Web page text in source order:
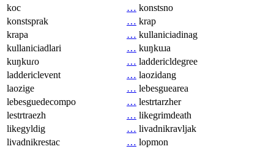
koc
… konstsno
konstsprak
… krap
krapa
… kullaniciadinag
kullaniciadlari
… kuŋkuɹa
kuŋkuɾo
… laddericldegree
laddericlevent
… laozidang
laozige
… lebesguearea
lebesguedecompo
… lestrtarzher
lestrtraezh
… likegrimdeath
likegyldig
… livadnikravljak
livadnikrestac
… lopmon